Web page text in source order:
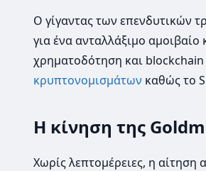
Ο γίγαντας των επενδυτικών
για ένα ανταλλάξιμο αμοιβαίο
χρηματοδότηση και
κρυπτονομισμάτων καθώς το
Η κίνηση της
Χωρίς λεπτομέρειες, η αίτηση